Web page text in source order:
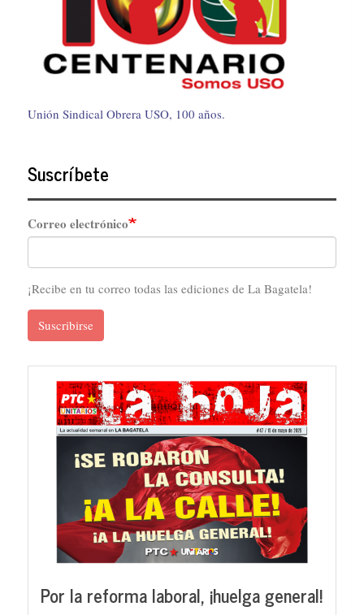
Unión Sindical Obrera USO, 100 años.
Suscríbete
Correo electrónico
¡Recibe en tu correo todas las ediciones de La Bagatela!
Suscribirse
Por la reforma laboral, ¡huelga general!